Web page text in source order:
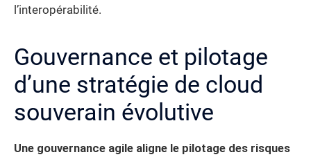
l’interopérabilité.
Gouvernance et pilotage
d’une stratégie de cloud
souverain évolutive
Une gouvernance agile aligne le pilotage des risques